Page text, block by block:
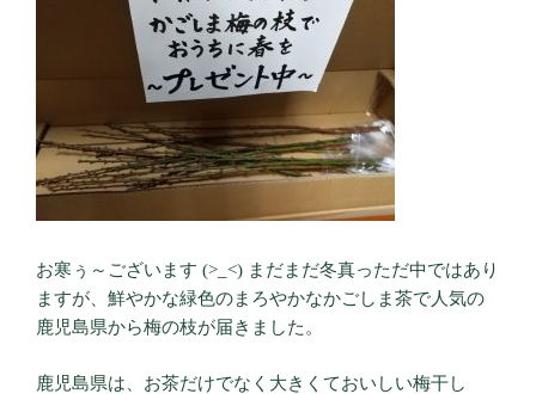
お寒ぅ～ございます (>_<) まだまだ冬真っただ中ではあり
ますが、鮮やかな緑色のまろやかなかごしま茶で人気の
鹿児島県から梅の枝が届きました。
鹿児島県は、お茶だけでなく大きくておいしい梅干し